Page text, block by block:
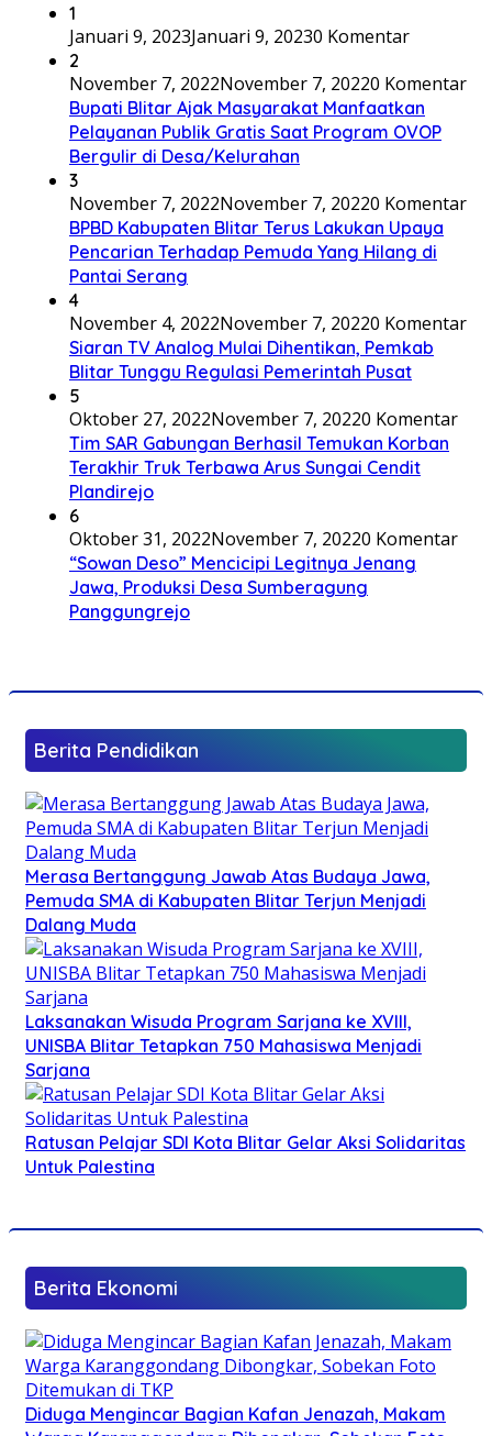
1
Januari 9, 2023Januari 9, 20230 Komentar
2
November 7, 2022November 7, 20220 Komentar
Bupati Blitar Ajak Masyarakat Manfaatkan
Pelayanan Publik Gratis Saat Program OVOP
Bergulir di Desa/Kelurahan
3
November 7, 2022November 7, 20220 Komentar
BPBD Kabupaten Blitar Terus Lakukan Upaya
Pencarian Terhadap Pemuda Yang Hilang di
Pantai Serang
4
November 4, 2022November 7, 20220 Komentar
Siaran TV Analog Mulai Dihentikan, Pemkab
Blitar Tunggu Regulasi Pemerintah Pusat
5
Oktober 27, 2022November 7, 20220 Komentar
Tim SAR Gabungan Berhasil Temukan Korban
Terakhir Truk Terbawa Arus Sungai Cendit
Plandirejo
6
Oktober 31, 2022November 7, 20220 Komentar
“Sowan Deso” Mencicipi Legitnya Jenang
Jawa, Produksi Desa Sumberagung
Panggungrejo
Berita Pendidikan
Merasa Bertanggung Jawab Atas Budaya Jawa,
Pemuda SMA di Kabupaten Blitar Terjun Menjadi
Dalang Muda
Laksanakan Wisuda Program Sarjana ke XVIII,
UNISBA Blitar Tetapkan 750 Mahasiswa Menjadi
Sarjana
Ratusan Pelajar SDI Kota Blitar Gelar Aksi Solidaritas
Untuk Palestina
Berita Ekonomi
Diduga Mengincar Bagian Kafan Jenazah, Makam